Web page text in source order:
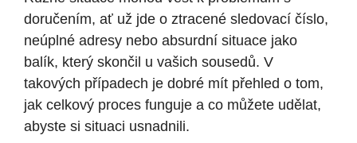
doručením, ať už jde o ztracené sledovací číslo,
neúplné adresy nebo absurdní situace jako
balík, který skončil u vašich sousedů. V
takových případech je dobré mít přehled o tom,
jak celkový proces funguje a co můžete udělat,
abyste si situaci usnadnili.